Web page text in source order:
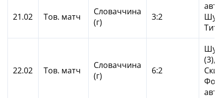
21.02 Тов. матч
Словаччина
(г)
3:2
22.02 Тов. матч
Словаччина
(г)
6:2
(3),